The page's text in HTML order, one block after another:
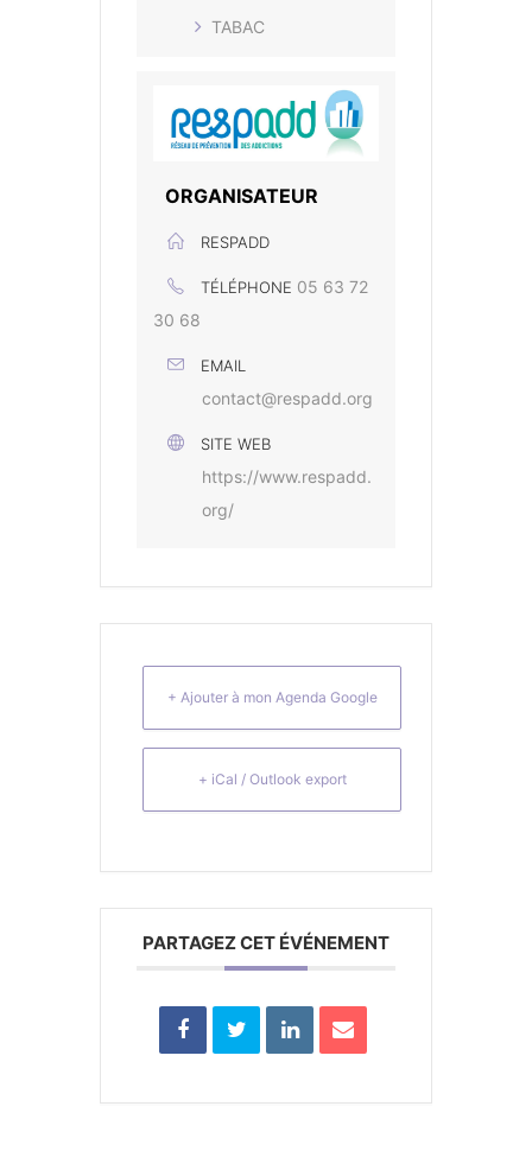
TABAC
ORGANISATEUR
RESPADD
TÉLÉPHONE 05 63 72
30 68
EMAIL
contact@respadd.org
SITE WEB
https://www.respadd.
org/
+ Ajouter à mon Agenda Google
+ iCal / Outlook export
PARTAGEZ CET ÉVÉNEMENT